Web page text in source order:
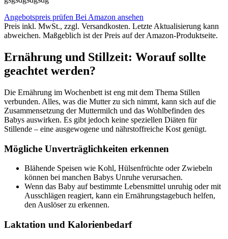
Angebotspreis prüfen Bei Amazon ansehen
Preis inkl. MwSt., zzgl. Versandkosten. Letzte Aktualisierung kann
abweichen. Maßgeblich ist der Preis auf der Amazon-Produktseite.
Ernährung und Stillzeit: Worauf sollte
geachtet werden?
Die Ernährung im Wochenbett ist eng mit dem Thema Stillen
verbunden. Alles, was die Mutter zu sich nimmt, kann sich auf die
Zusammensetzung der Muttermilch und das Wohlbefinden des
Babys auswirken. Es gibt jedoch keine speziellen Diäten für
Stillende – eine ausgewogene und nährstoffreiche Kost genügt.
Mögliche Unverträglichkeiten erkennen
Blähende Speisen wie Kohl, Hülsenfrüchte oder Zwiebeln
können bei manchen Babys Unruhe verursachen.
Wenn das Baby auf bestimmte Lebensmittel unruhig oder mit
Ausschlägen reagiert, kann ein Ernährungstagebuch helfen,
den Auslöser zu erkennen.
Laktation und Kalorienbedarf